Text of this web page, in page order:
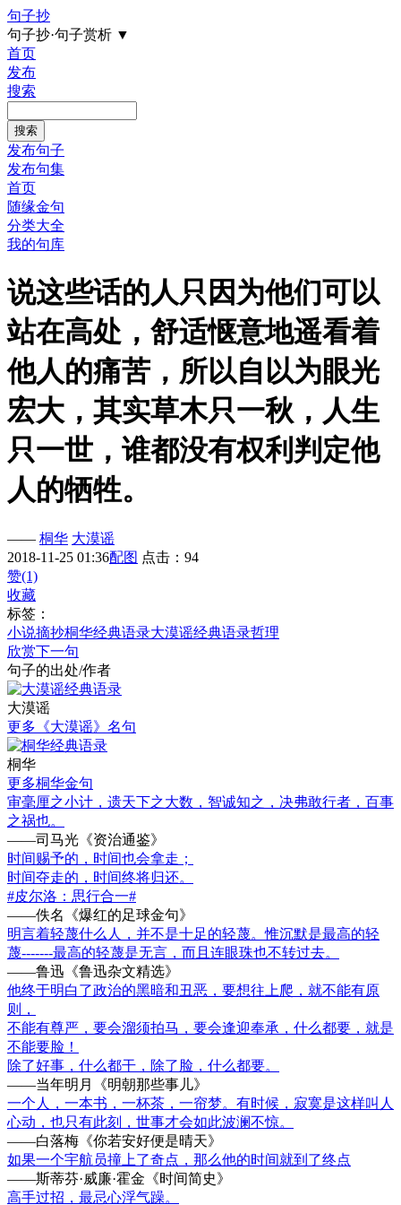
句子抄
句子抄·句子赏析 ▼
首页
发布
搜索
发布句子
发布句集
首页
随缘金句
分类大全
我的句库
说这些话的人只因为他们可以
站在高处，舒适惬意地遥看着
他人的痛苦，所以自以为眼光
宏大，其实草木只一秋，人生
只一世，谁都没有权利判定他
人的牺牲。
—— 桐华 大漠谣
2018-11-25 01:36配图 点击：94
赞(1)
收藏
标签：
小说摘抄桐华经典语录大漠谣经典语录哲理
欣赏下一句
句子的出处/作者
大漠谣
更多《大漠谣》名句
桐华
更多桐华金句
审毫厘之小计，遗天下之大数，智诚知之，决弗敢行者，百事
之祸也。
——司马光《资治通鉴》
时间赐予的，时间也会拿走；
时间夺走的，时间终将归还。
#皮尔洛：思行合一#
——佚名《爆红的足球金句》
明言着轻蔑什么人，并不是十足的轻蔑。惟沉默是最高的轻
蔑-------最高的轻蔑是无言，而且连眼珠也不转过去。
——鲁迅《鲁迅杂文精选》
他终于明白了政治的黑暗和丑恶，要想往上爬，就不能有原
则，
不能有尊严，要会溜须拍马，要会逢迎奉承，什么都要，就是
不能要脸！
除了好事，什么都干，除了脸，什么都要。
——当年明月《明朝那些事儿》
一个人，一本书，一杯茶，一帘梦。有时候，寂寞是这样叫人
心动，也只有此刻，世事才会如此波澜不惊。
——白落梅《你若安好便是晴天》
如果一个宇航员撞上了奇点，那么他的时间就到了终点
——斯蒂芬·威廉·霍金《时间简史》
高手过招，最忌心浮气躁。